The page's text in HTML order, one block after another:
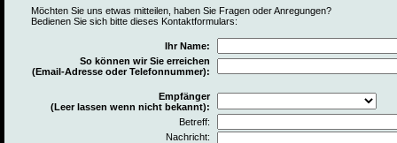
Möchten Sie uns etwas mitteilen, haben Sie Fragen oder Anregungen?
Bedienen Sie sich bitte dieses Kontaktformulars:
Ihr Name:
So können wir Sie erreichen
(Email-Adresse oder Telefonnummer):
Empfänger
(Leer lassen wenn nicht bekannt):
Betreff:
Nachricht: